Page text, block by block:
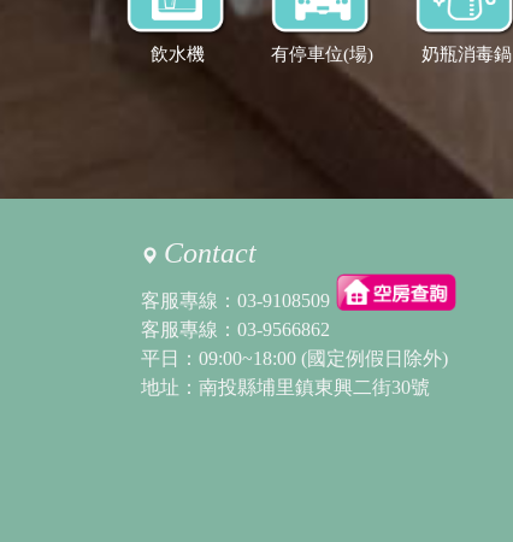
飲水機 有停車位(場) 奶瓶消毒鍋
Contact
客服專線： 03-9108509
客服專線： 03-9566862
平日：09:00~18:00 (國定例假日除外)
地址：南投縣埔里鎮東興二街30號